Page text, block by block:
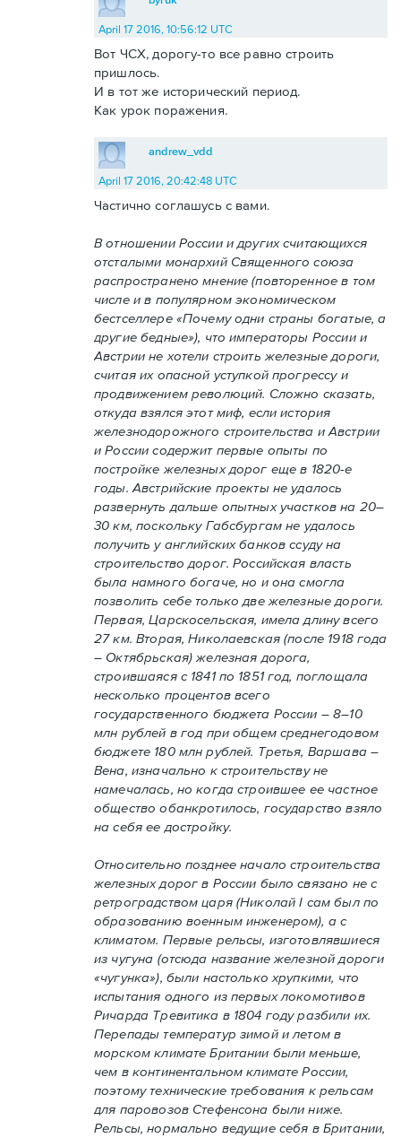
April 17 2016, 10:56:12 UTC
Вот ЧСХ, дорогу-то все равно строить
пришлось.
И в тот же исторический период.
Как урок поражения.
andrew_vdd
April 17 2016, 20:42:48 UTC
Частично соглашусь с вами.
В отношении России и других считающихся
отсталыми монархий Священного союза
распространено мнение (повторенное в том
числе и в популярном экономическом
бестселлере «Почему одни страны богатые, а
другие бедные»), что императоры России и
Австрии не хотели строить железные дороги,
считая их опасной уступкой прогрессу и
продвижением революций. Сложно сказать,
откуда взялся этот миф, если история
железнодорожного строительства и Австрии
и России содержит первые опыты по
постройке железных дорог еще в 1820-е
годы. Австрийские проекты не удалось
развернуть дальше опытных участков на 20–
30 км, поскольку Габсбургам не удалось
получить у английских банков ссуду на
строительство дорог. Российская власть
была намного богаче, но и она смогла
позволить себе только две железные дороги.
Первая, Царскосельская, имела длину всего
27 км. Вторая, Николаевская (после 1918 года
– Октябрьская) железная дорога,
строившаяся с 1841 по 1851 год, поглощала
несколько процентов всего
государственного бюджета России – 8–10
млн рублей в год при общем среднегодовом
бюджете 180 млн рублей. Третья, Варшава –
Вена, изначально к строительству не
намечалась, но когда строившее ее частное
общество обанкротилось, государство взяло
на себя ее достройку.
Относительно позднее начало строительства
железных дорог в России было связано не с
ретроградством царя (Николай I сам был по
образованию военным инженером), а с
климатом. Первые рельсы, изготовлявшиеся
из чугуна (отсюда название железной дороги
«чугунка»), были настолько хрупкими, что
испытания одного из первых локомотивов
Ричарда Тревитика в 1804 году разбили их.
Перепады температур зимой и летом в
морском климате Британии были меньше,
чем в континентальном климате России,
поэтому технические требования к рельсам
для паровозов Стефенсона были ниже.
Рельсы, нормально ведущие себя в Британии,